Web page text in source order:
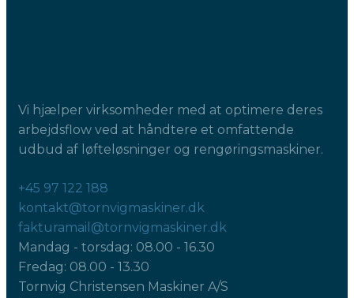
Vi hjælper virksomheder med at optimere deres
arbejdsflow ved at håndtere et omfattende
udbud af løfteløsninger og rengøringsmaskiner.
+45 97 122 188
kontakt@tornvigmaskiner.dk
fakturamail@tornvigmaskiner.dk
Mandag - torsdag: 08.00 - 16.30
Fredag: 08.00 - 13.30
Tornvig Christensen Maskiner A/S